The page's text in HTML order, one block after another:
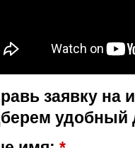
заявку на
удобный